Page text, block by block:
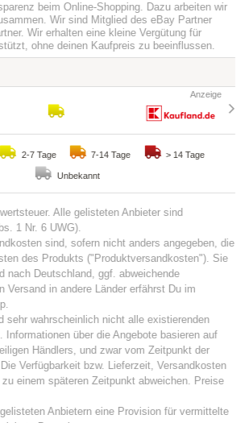
beim Online-Shopping. Dazu arbeiten wir
Wir sind Mitglied des eBay Partner
Wir erhalten eine kleine Vergütung für
ohne deinen Kaufpreis zu beeinflussen.
2-7 Tage 7-14 Tage > 14 Tage
Unbekannt